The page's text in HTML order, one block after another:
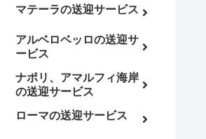
マテーラの送迎サービス
アルベロベッロの送迎サ
ービス
ナポリ、アマルフィ海岸
の送迎サービス
ローマの送迎サービス